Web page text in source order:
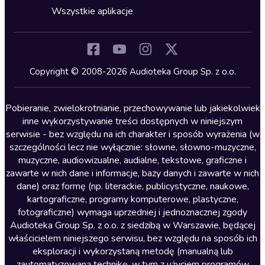
Kryminały
Lektury szkolne
Literatura anglojęzyczna
Literatura faktu
Literatura obyczajowa
Literatura piękna obca
Literatura piękna polska
Nagrania relaksacyjne
Nauka języków
Nauki humanistyczne
Wszystkie aplikacje
Copyright © 2008-2026 Audioteka Group Sp. z o.o.
Pobieranie, zwielokrotnianie, przechowywanie lub jakiekolwiek
inne wykorzystywanie treści dostępnych w niniejszym
serwisie - bez względu na ich charakter i sposób wyrażenia (w
szczególności lecz nie wyłącznie: słowne, słowno-muzyczne,
muzyczne, audiowizualne, audialne, tekstowe, graficzne i
zawarte w nich dane i informacje, bazy danych i zawarte w nich
dane) oraz formę (np. literackie, publicystyczne, naukowe,
kartograficzne, programy komputerowe, plastyczne,
fotograficzne) wymaga uprzedniej i jednoznacznej zgody
Audioteka Group Sp. z o.o. z siedzibą w Warszawie, będącej
właścicielem niniejszego serwisu, bez względu na sposób ich
eksploracji i wykorzystaną metodę (manualną lub